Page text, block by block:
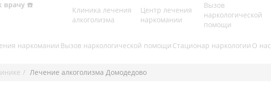
врачу ☎️
Клиника лечения
алкоголизма
Центр лечения
наркомании
Вызов
наркологической
помощи
наркомании Вызов наркологической помощи Стационар наркологии О нас
Лечение алкоголизма Домодедово